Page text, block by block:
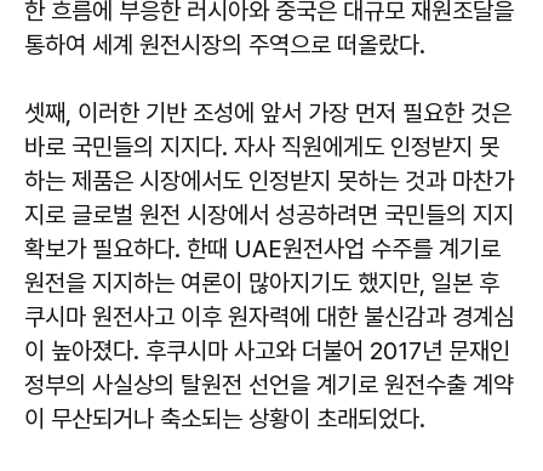
한 흐름에 부응한 러시아와 중국은 대규모 재원조달을
통하여 세계 원전시장의 주역으로 떠올랐다.
셋째, 이러한 기반 조성에 앞서 가장 먼저 필요한 것은
바로 국민들의 지지다. 자사 직원에게도 인정받지 못
하는 제품은 시장에서도 인정받지 못하는 것과 마찬가
지로 글로벌 원전 시장에서 성공하려면 국민들의 지지
확보가 필요하다. 한때 UAE원전사업 수주를 계기로
원전을 지지하는 여론이 많아지기도 했지만, 일본 후
쿠시마 원전사고 이후 원자력에 대한 불신감과 경계심
이 높아졌다. 후쿠시마 사고와 더불어 2017년 문재인
정부의 사실상의 탈원전 선언을 계기로 원전수출 계약
이 무산되거나 축소되는 상황이 초래되었다.